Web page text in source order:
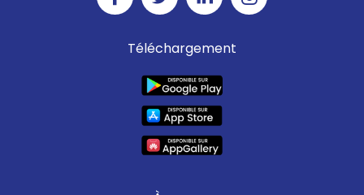
Téléchargement